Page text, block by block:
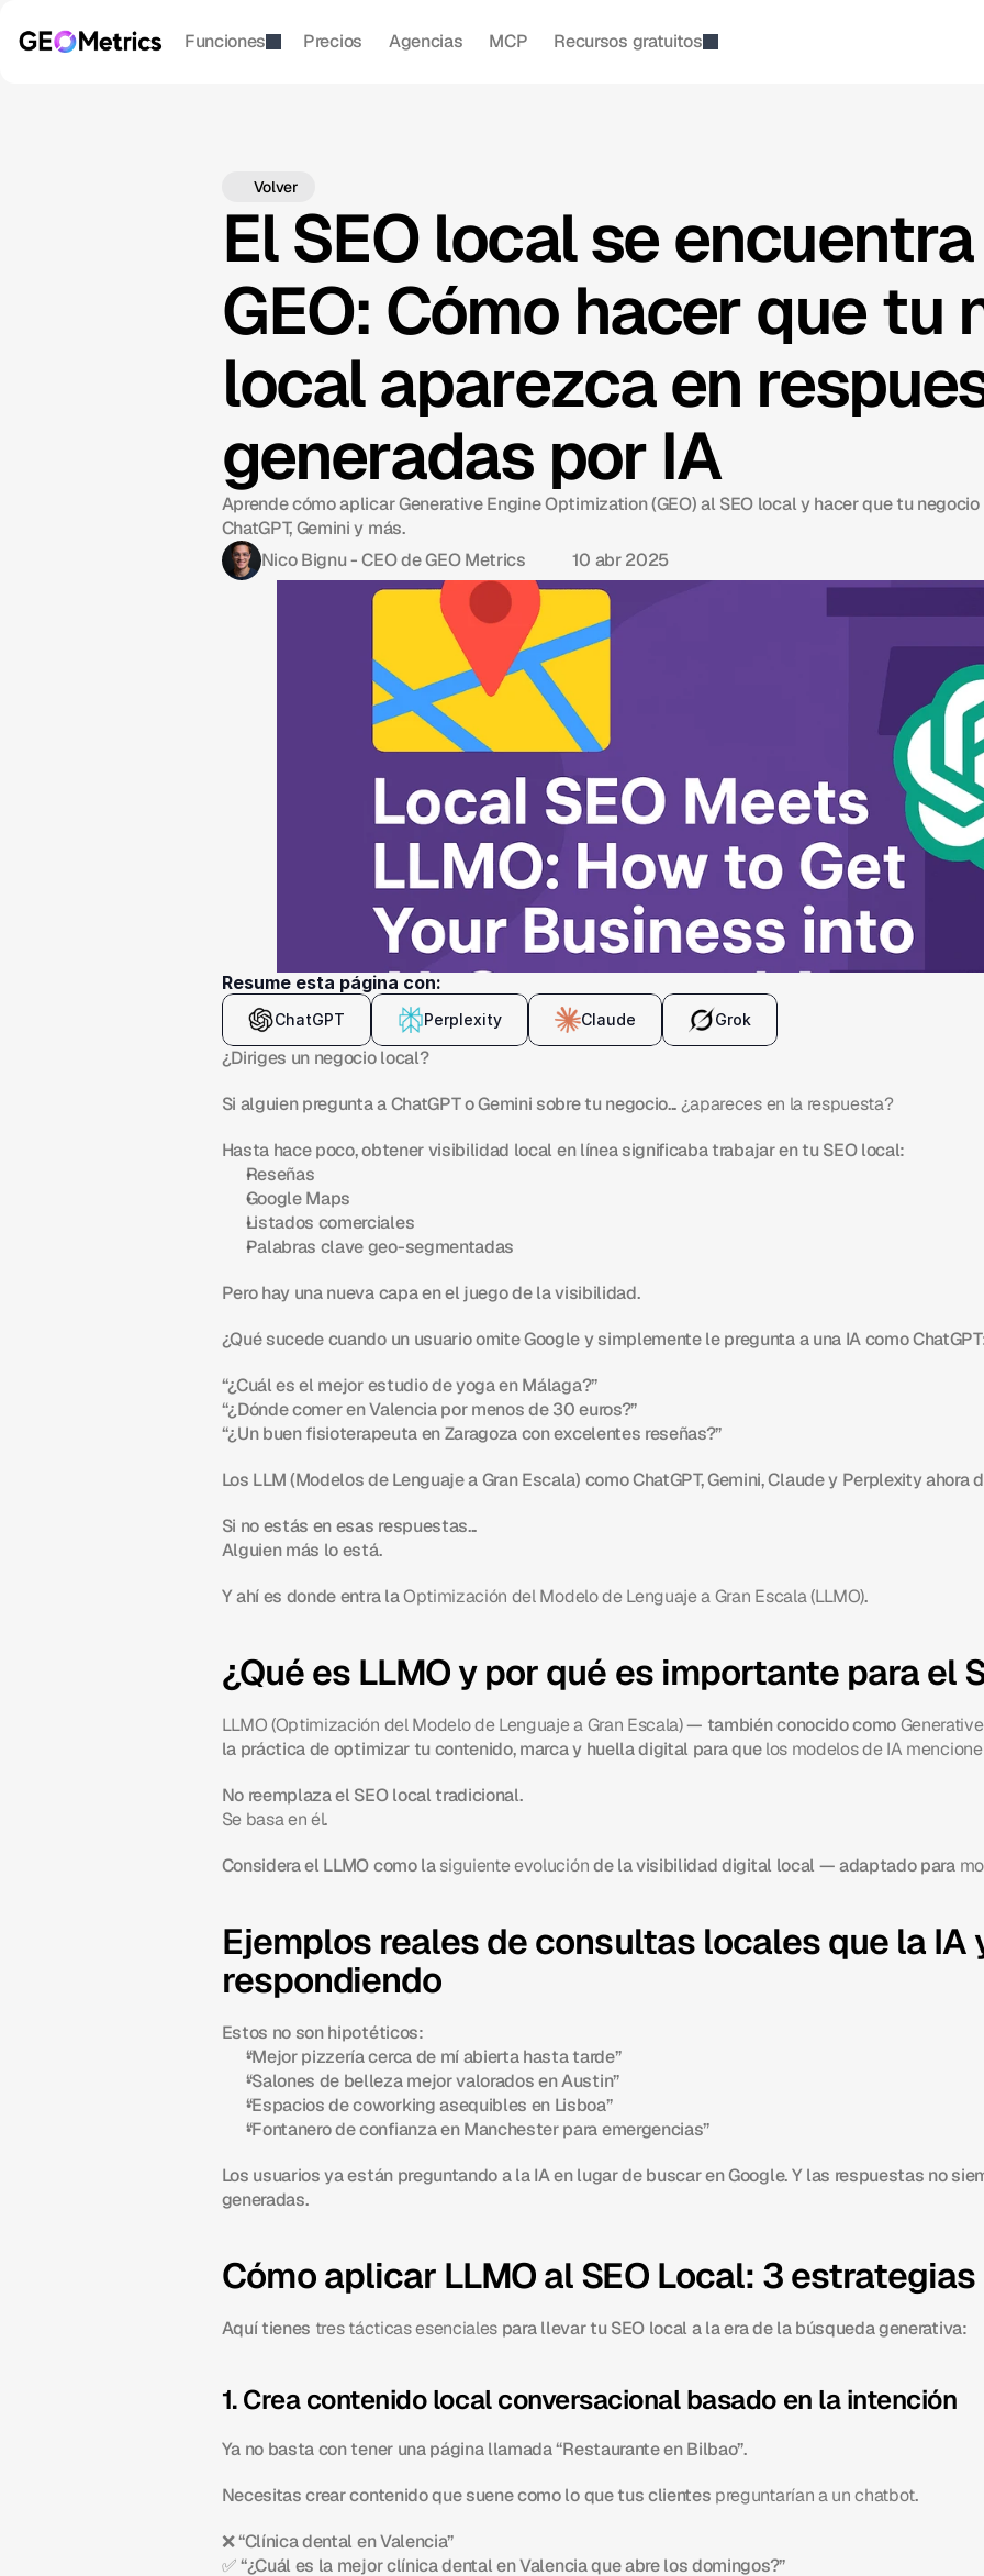
Funciones Precios Agencias MCP Recursos gratuitos
Volver
El SEO local se
GEO: Cómo hacer que tu
local aparezca en
generadas por IA
Aprende cómo aplicar Generative Engine Optimization (GEO) al SEO local y hacer que tu
ChatGPT, Gemini y más.
Nico Bignu - CEO de GEO Metrics
10 abr 2025
Resume esta página con:
ChatGPT Perplexity Claude Grok
¿Diriges un negocio local?
Si alguien pregunta a ChatGPT o Gemini sobre tu negocio... ¿apareces en la respuesta?
Hasta hace poco, obtener visibilidad local en línea significaba trabajar en tu SEO local:
Reseñas
Google Maps
Listados comerciales
Palabras clave geo-segmentadas
Pero hay una nueva capa en el juego de la visibilidad.
¿Qué sucede cuando un usuario omite Google y simplemente le pregunta a una IA como
“¿Cuál es el mejor estudio de yoga en Málaga?”
“¿Dónde comer en Valencia por menos de 30 euros?”
“¿Un buen fisioterapeuta en Zaragoza con excelentes reseñas?”
Los LLM (Modelos de Lenguaje a Gran Escala) como ChatGPT, Gemini, Claude y Perplexity ahora
Si no estás en esas respuestas...
Alguien más lo está.
Y ahí es donde entra la Optimización del Modelo de Lenguaje a Gran Escala (LLMO).
¿Qué es LLMO y por qué es importante para el
LLMO (Optimización del Modelo de Lenguaje a Gran Escala) — también conocido como
la práctica de optimizar tu contenido, marca y huella digital para que los modelos de IA
No reemplaza el SEO local tradicional.
Se basa en él.
Considera el LLMO como la siguiente evolución de la visibilidad digital local — adaptado para
Ejemplos reales de consultas locales que la IA
respondiendo
Estos no son hipotéticos:
“Mejor pizzería cerca de mí abierta hasta tarde”
“Salones de belleza mejor valorados en Austin”
“Espacios de coworking asequibles en Lisboa”
“Fontanero de confianza en Manchester para emergencias”
Los usuarios ya están preguntando a la IA en lugar de buscar en Google. Y las respuestas no
generadas.
Cómo aplicar LLMO al SEO Local: 3
Aquí tienes tres tácticas esenciales para llevar tu SEO local a la era de la búsqueda generativa:
1. Crea contenido local conversacional basado en la intención
Ya no basta con tener una página llamada “Restaurante en Bilbao”.
Necesitas crear contenido que suene como lo que tus clientes preguntarían a un chatbot.
❌ “Clínica dental en Valencia”
✅ “¿Cuál es la mejor clínica dental en Valencia que abre los domingos?”